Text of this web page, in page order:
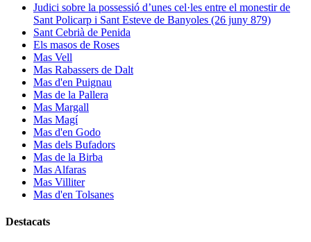
Judici sobre la possessió d’unes cel·les entre el monestir de
Sant Policarp i Sant Esteve de Banyoles (26 juny 879)
Sant Cebrià de Penida
Els masos de Roses
Mas Vell
Mas Rabassers de Dalt
Mas d'en Puignau
Mas de la Pallera
Mas Margall
Mas Magí
Mas d'en Godo
Mas dels Bufadors
Mas de la Birba
Mas Alfaras
Mas Villiter
Mas d'en Tolsanes
Destacats